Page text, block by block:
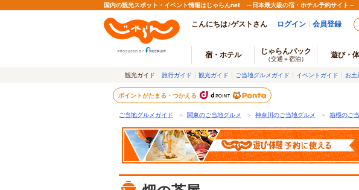
国内の観光スポット・イベント情報はじゃらんnet ～日本最大級の宿・ホテル予約サイト～
こんにちは♪ゲストさん ログイン 会員登録
宿・ホテル じゃらんパック
（交通＋宿泊） 遊び・
観光ガイド 旅行ガイド 観光ガイド ご当地グルメガイド イベントガイド お土
ポイントがたまる・つかえる
ご当地グルメガイド ＞ 関東のご当地グルメ ＞ 神奈川のご当地グルメ ＞ 箱根のご